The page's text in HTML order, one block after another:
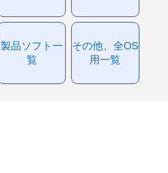
製品ソフト一
覧
その他、全OS
用一覧